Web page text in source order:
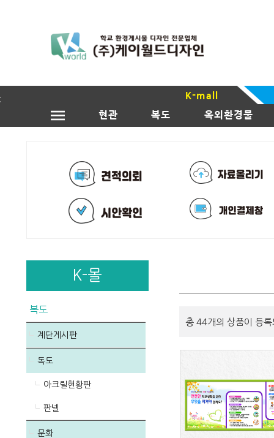
K-mall
현관
복도 옥외환경물
K-몰
복도
계단게시판
독도
아크릴현황판
판넬
문화
총 44개의 상품이 등